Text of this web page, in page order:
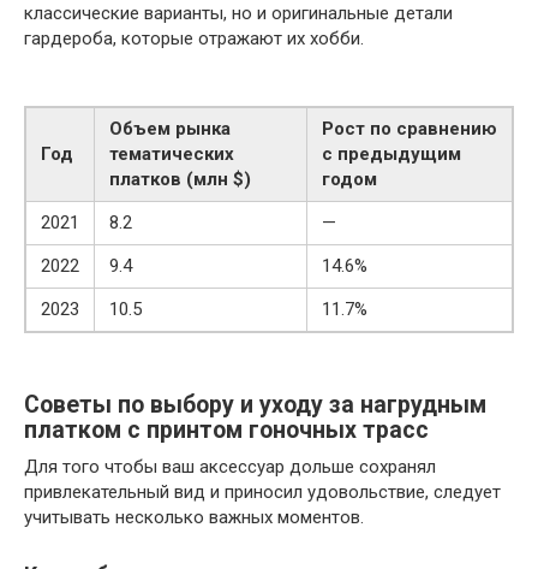
классические варианты, но и оригинальные детали
гардероба, которые отражают их хобби.
Год
Объем рынка
тематических
платков (млн $)
Рост по сравнению
с предыдущим
годом
2021
8.2
—
2022
9.4
14.6%
2023
10.5 11.7%
Советы по выбору и уходу за нагрудным
платком с принтом гоночных трасс
Для того чтобы ваш аксессуар дольше сохранял
привлекательный вид и приносил удовольствие, следует
учитывать несколько важных моментов.